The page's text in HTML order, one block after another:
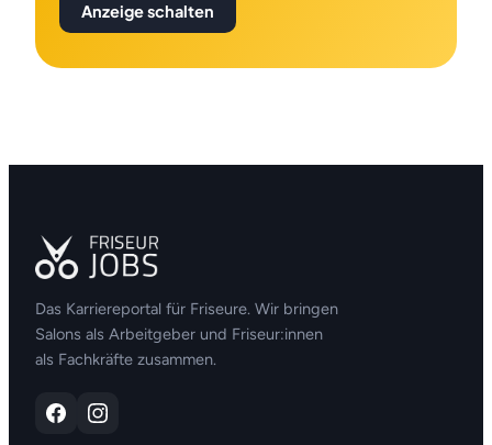
Anzeige schalten
Das Karriereportal für Friseure. Wir bringen
Salons als Arbeitgeber und Friseur:innen
als Fachkräfte zusammen.